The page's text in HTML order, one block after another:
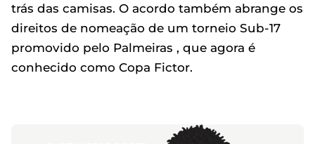
trás das camisas. O acordo também abrange os
direitos de nomeação de um torneio Sub-17
promovido pelo Palmeiras , que agora é
conhecido como Copa Fictor.